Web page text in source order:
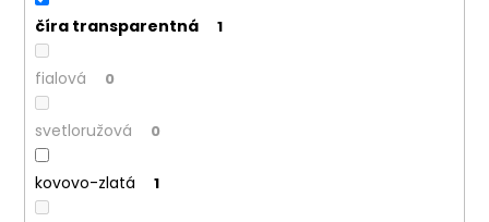
číra transparentná 1
fialová 0
svetloružová 0
kovovo-zlatá 1